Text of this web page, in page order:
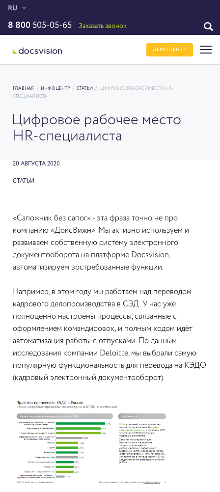
RU
8 800 505-05-65 Заказать звонок
ДЕМОЦЕНТР
ГЛАВНАЯ / ИНФОЦЕНТР / СТАТЬИ /
ЦИФРОВОЕ РАБОЧЕЕ МЕСТО HR-
СПЕЦИАЛИСТА
Цифровое рабочее место
HR-специалиста
20 АВГУСТА 2020
СТАТЬИ
«Сапожник без сапог» - эта фраза точно не про
компанию «ДоксВижн». Мы активно используем и
развиваем собственную систему электронного
документооборота на платформе Docsvision,
автоматизируем востребованные функции.
Например, в этом году мы работаем над переводом
кадрового делопроизводства в СЭД. У нас уже
полноценно настроены процессы, связанные с
оформлением командировок, и полным ходом идёт
автоматизация работы с отпусками. По данным
исследования компании Deloitte, мы выбрали самую
популярную функциональность для перевода на КЭДО
(кадровый электронный документооборот).